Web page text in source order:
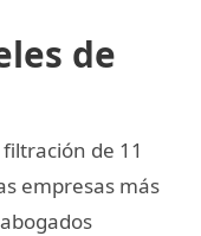
de
de 11
empresas más